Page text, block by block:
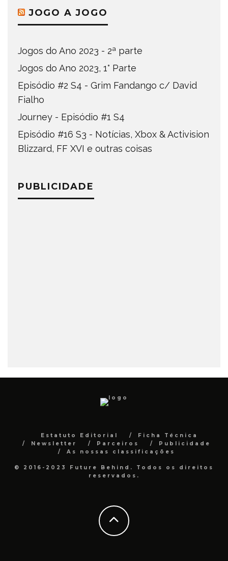
JOGO A JOGO
Jogos do Ano 2023 - 2ª parte
Jogos do Ano 2023, 1° Parte
Episódio #2 S4 - Grim Fandango c/ David
Fialho
Journey - Episódio #1 S4
Episódio #16 S3 - Notícias, Xbox & Activision
Blizzard, FF XVI e outras coisas
PUBLICIDADE
Estatuto Editorial
Ficha Técnica
Newsletter
Parceiros
Publicidade
As nossas classificações
© 2016-2023 Future Behind. Todos os direitos
reservados.